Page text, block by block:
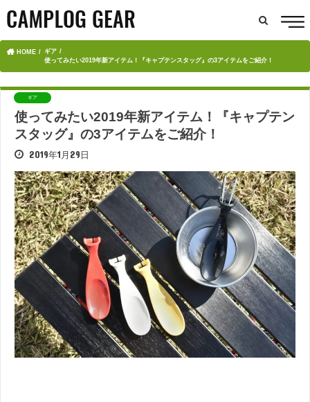
HOME
ギア
使ってみたい2019年新アイテム！『キャプテンスタッグ』の3アイテムをご紹介！
ギア
使ってみたい2019年新アイテム！『キャプテン
スタッグ』の3アイテムをご紹介！
2019年1月29日